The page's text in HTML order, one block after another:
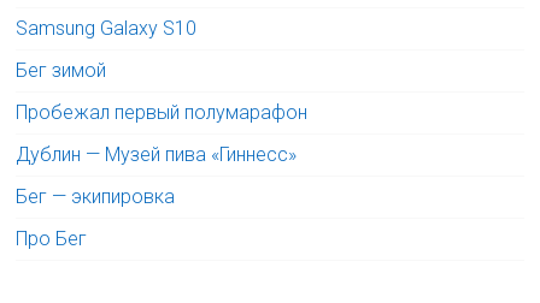
Samsung Galaxy S10
Бег зимой
Пробежал первый полумарафон
Дублин — Музей пива «Гиннесс»
Бег — экипировка
Про Бег